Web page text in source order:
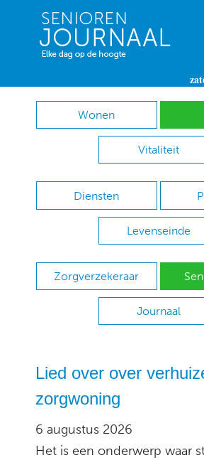
Wonen
Vitaliteit
Diensten
Levenseinde
Zorgverzekeraar
Journaal
Lied over over
zorgwoning
6 augustus 2026
Het is een onderwerp waar